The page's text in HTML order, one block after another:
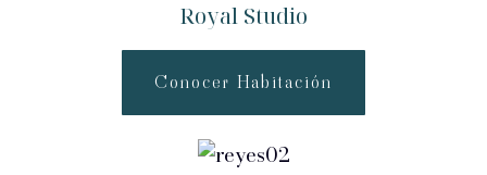
Royal Studio
Conocer Habitación